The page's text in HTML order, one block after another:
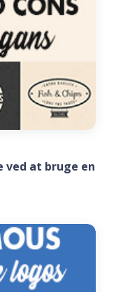
ved at bruge en